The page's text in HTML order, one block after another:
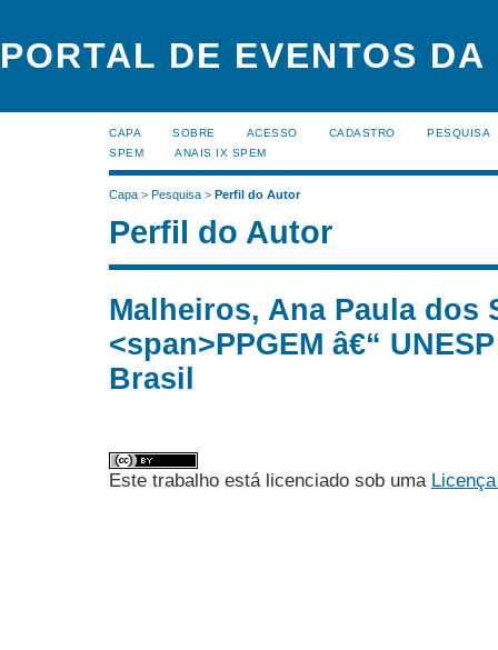
PORTAL DE EVENTOS DA
CAPA SOBRE ACESSO CADASTRO
PESQUISA
SPEM
ANAIS IX SPEM
Capa > Pesquisa > Perfil do Autor
Perfil do Autor
Malheiros, Ana Paula dos
<span>PPGEM â€“
Brasil
Este trabalho está licenciado sob uma